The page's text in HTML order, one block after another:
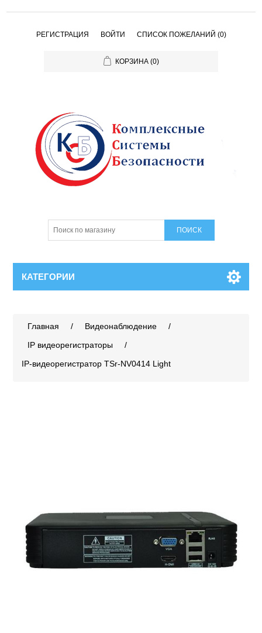
РЕГИСТРАЦИЯ ВОЙТИ СПИСОК ПОЖЕЛАНИЙ (0)
КОРЗИНА (0)
КАТЕГОРИИ
Главная / Видеонаблюдение
/
IP видеорегистраторы
/
IP-видеорегистратор TSr-NV0414 Light